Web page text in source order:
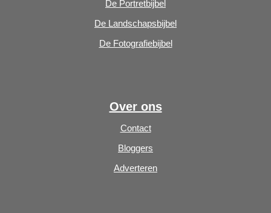
De Portretbijbel
De Landschapsbijbel
De Fotografiebijbel
Over ons
Contact
Bloggers
Adverteren